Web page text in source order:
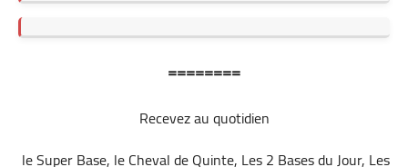
========
Recevez au quotidien
le Super Base, le Cheval de Quinte, Les 2 Bases du Jour, Les